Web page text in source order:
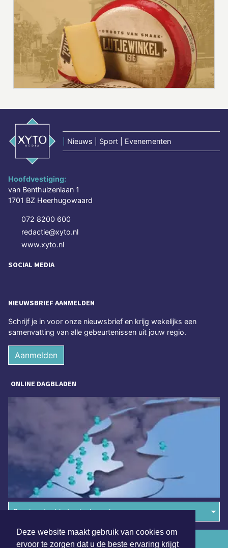
Deze website maakt gebruik van cookies om
ervoor te zorgen dat u de beste ervaring krijgt
Nieuws | Sport | Evenementen
Hoofdvestiging:
van Benthuizenlaan 1
1701 BZ Heerhugowaard
072 8200 600
redactie@xyto.nl
www.xyto.nl
SOCIAL MEDIA
NIEUWSBRIEF AANMELDEN
Schrijf je in voor onze nieuwsbrief en krijg wekelijks een
samenvatting van alle gebeurtenissen uit jouw regio.
Aanmelden
ONLINE DAGBLADEN
Overige dagbladen in de regio
Algemene voorwaarden